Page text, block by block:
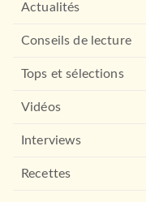
Actualités
Conseils de lecture
Tops et sélections
Vidéos
Interviews
Recettes